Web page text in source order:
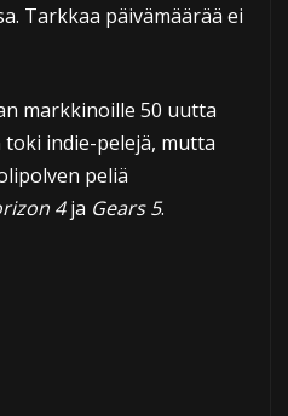
Tarkkaa päivämäärää ei
markkinoille 50 uutta
indie-pelejä, mutta
peliä
4ja Gears 5.